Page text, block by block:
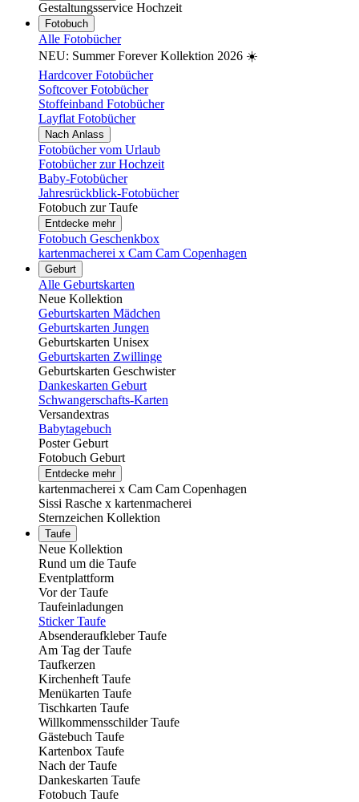
Gestaltungsservice Hochzeit
Fotobuch
Alle Fotobücher
NEU: Summer Forever Kollektion 2026 ☀️
Hardcover Fotobücher
Softcover Fotobücher
Stoffeinband Fotobücher
Layflat Fotobücher
Nach Anlass
Fotobücher vom Urlaub
Fotobücher zur Hochzeit
Baby-Fotobücher
Jahresrückblick-Fotobücher
Fotobuch zur Taufe
Entdecke mehr
Fotobuch Geschenkbox
kartenmacherei x Cam Cam Copenhagen
Geburt
Alle Geburtskarten
Neue Kollektion
Geburtskarten Mädchen
Geburtskarten Jungen
Geburtskarten Unisex
Geburtskarten Zwillinge
Geburtskarten Geschwister
Dankeskarten Geburt
Schwangerschafts-Karten
Versandextras
Babytagebuch
Poster Geburt
Fotobuch Geburt
Entdecke mehr
kartenmacherei x Cam Cam Copenhagen
Sissi Rasche x kartenmacherei
Sternzeichen Kollektion
Taufe
Neue Kollektion
Rund um die Taufe
Eventplattform
Vor der Taufe
Taufeinladungen
Sticker Taufe
Absenderaufkleber Taufe
Am Tag der Taufe
Taufkerzen
Kirchenheft Taufe
Menükarten Taufe
Tischkarten Taufe
Willkommensschilder Taufe
Gästebuch Taufe
Kartenbox Taufe
Nach der Taufe
Dankeskarten Taufe
Fotobuch Taufe